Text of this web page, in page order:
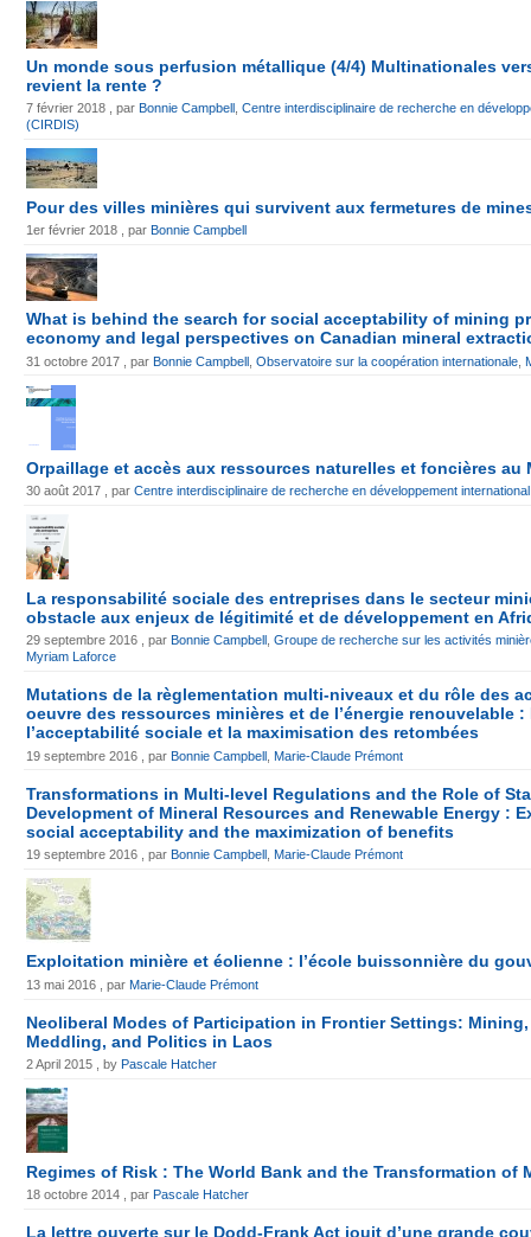
Un monde sous perfusion métallique (4/4) Multinationales
revient la rente ?
7 février 2018 , par Bonnie Campbell ,Centre interdisciplinaire de recherche en
(CIRDIS)
Pour des villes minières qui survivent aux fermetures de
1er février 2018 , parBonnie Campbell
What is behind the search for social acceptability of mining
economy and legal perspectives on Canadian mineral
31 octobre 2017 , parBonnie Campbell ,Observatoire sur la coopération internationale ,
Orpaillage et accès aux ressources naturelles et foncières au
30 août 2017 , parCentre interdisciplinaire de recherche en développement
La responsabilité sociale des entreprises dans le secteur
obstacle aux enjeux de légitimité et de développement en
29 septembre 2016 , parBonnie Campbell ,Groupe de recherche sur les activités
Myriam Laforce
Mutations de la règlementation multi-niveaux et du rôle des
oeuvre des ressources minières et de l’énergie renouvelable
l’acceptabilité sociale et la maximisation des retombées
19 septembre 2016 , parBonnie Campbell ,Marie-Claude Prémont
Transformations in Multi-level Regulations and the Role of
Development of Mineral Resources and Renewable Energy :
social acceptability and the maximization of benefits
19 septembre 2016 , parBonnie Campbell ,Marie-Claude Prémont
Exploitation minière et éolienne : l’école buissonnière du
13 mai 2016 , parMarie-Claude Prémont
Neoliberal Modes of Participation in Frontier Settings:
Meddling, and Politics in Laos
2 April 2015 , by Pascale Hatcher
Regimes of Risk : The World Bank and the Transformation of
18 octobre 2014 , parPascale Hatcher
La lettre ouverte sur le Dodd-Frank Act jouit d’une grande